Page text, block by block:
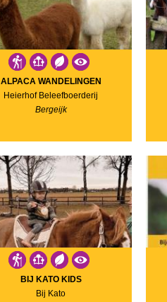
ALPACA WANDELINGEN
Heierhof Beleefboerderij
Bergeijk
BIJ KATO KIDS
Bij Kato